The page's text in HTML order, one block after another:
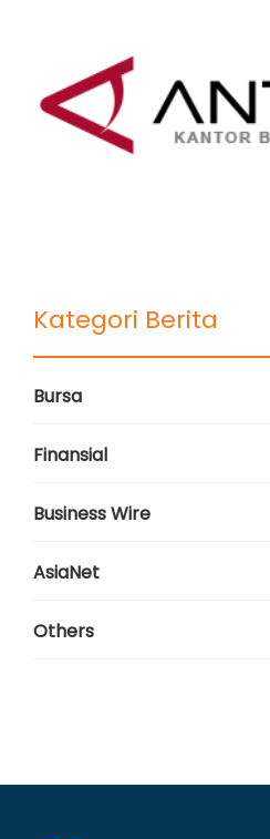
Kategori Berita
Bursa
Finansial
Business Wire
AsiaNet
Others